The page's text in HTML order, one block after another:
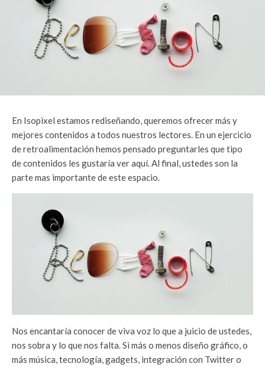
En Isopixel estamos rediseñando, queremos ofrecer más y
mejores contenidos a todos nuestros lectores. En un ejercicio
de retroalimentación hemos pensado preguntarles que tipo
de contenidos les gustaría ver aquí. Al final, ustedes son la
parte mas importante de este espacio.
Nos encantaría conocer de viva voz lo que a juicio de ustedes,
nos sobra y lo que nos falta. Si más o menos diseño gráfico, o
más música, tecnología, gadgets, integración con Twitter o